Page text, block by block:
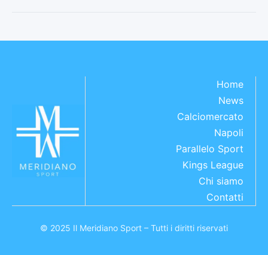
Home
News
Calciomercato
Napoli
Parallelo Sport
Kings League
Chi siamo
Contatti
© 2025 Il Meridiano Sport – Tutti i diritti riservati